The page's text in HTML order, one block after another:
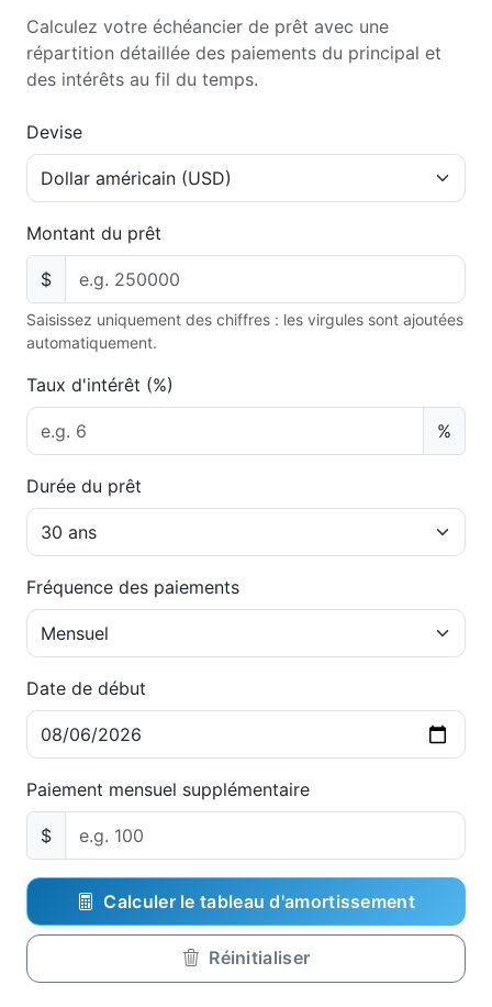
Calculez votre échéancier de prêt avec une
répartition détaillée des paiements du principal et
des intérêts au fil du temps.
Devise
Montant du prêt
$
Saisissez uniquement des chiffres : les virgules sont ajoutées
automatiquement.
Taux d'intérêt (%)
%
Durée du prêt
Fréquence des paiements
Date de début
Paiement mensuel supplémentaire
$
Calculer le tableau d'amortissement
Réinitialiser